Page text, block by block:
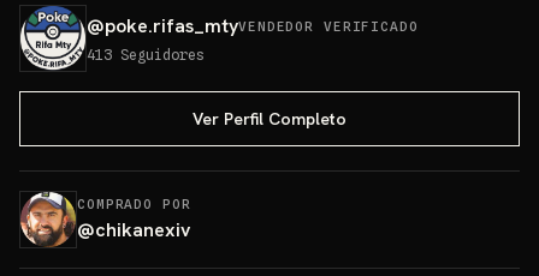
@poke.rifas_mtyVENDEDOR VERIFICADO
413 Seguidores
Ver Perfil Completo
COMPRADO POR
@chikanexiv